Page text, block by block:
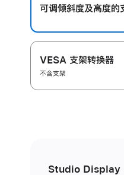
可调倾斜度及高‍度的
VESA 支架转换器
不含支架
Studio Display -